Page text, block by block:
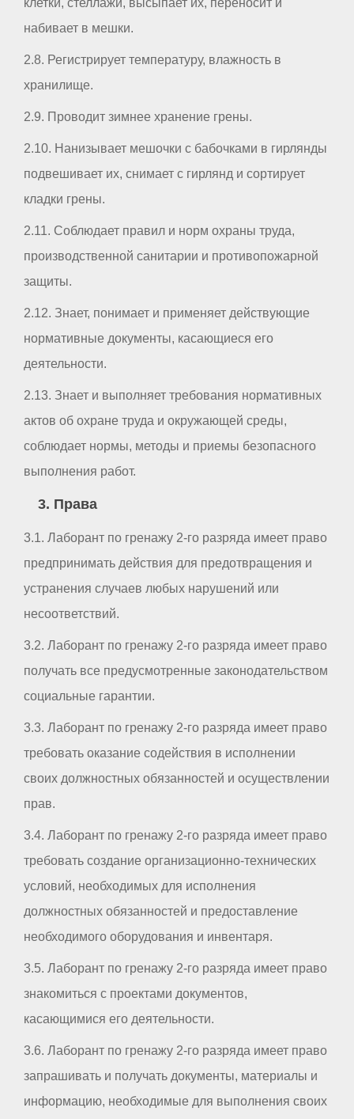
набивает в мешки.
2.8. Регистрирует температуру, влажность в
хранилище.
2.9. Проводит зимнее хранение грены.
2.10. Нанизывает мешочки с бабочками в гирлянды
подвешивает их, снимает с гирлянд и сортирует
кладки грены.
2.11. Соблюдает правил и норм охраны труда,
производственной санитарии и противопожарной
защиты.
2.12. Знает, понимает и применяет действующие
нормативные документы, касающиеся его
деятельности.
2.13. Знает и выполняет требования нормативных
актов об охране труда и окружающей среды,
соблюдает нормы, методы и приемы безопасного
выполнения работ.
3. Права
3.1. Лаборант по гренажу 2-го разряда имеет право
предпринимать действия для предотвращения и
устранения случаев любых нарушений или
несоответствий.
3.2. Лаборант по гренажу 2-го разряда имеет право
получать все предусмотренные законодательством
социальные гарантии.
3.3. Лаборант по гренажу 2-го разряда имеет право
требовать оказание содействия в исполнении
своих должностных обязанностей и осуществлении
прав.
3.4. Лаборант по гренажу 2-го разряда имеет право
требовать создание организационно-технических
условий, необходимых для исполнения
должностных обязанностей и предоставление
необходимого оборудования и инвентаря.
3.5. Лаборант по гренажу 2-го разряда имеет право
знакомиться с проектами документов,
касающимися его деятельности.
3.6. Лаборант по гренажу 2-го разряда имеет право
запрашивать и получать документы, материалы и
информацию, необходимые для выполнения своих